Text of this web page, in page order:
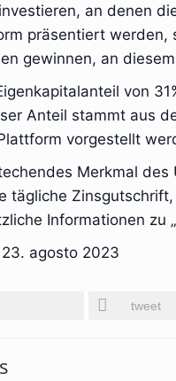
an denen
präsentiert
gewinnen, an
von
Anteil stammt aus
vorgestellt
Merkmal
tägliche
Informationen zu
agosto 2023
tweet